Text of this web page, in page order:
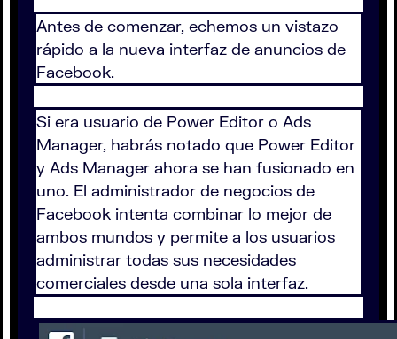
Antes de comenzar, echemos un vistazo
rápido a la nueva interfaz de anuncios de
Facebook.
Si era usuario de Power Editor o Ads
Manager, habrás notado que Power Editor
y Ads Manager ahora se han fusionado en
uno. El administrador de negocios de
Facebook intenta combinar lo mejor de
ambos mundos y permite a los usuarios
administrar todas sus necesidades
comerciales desde una sola interfaz.